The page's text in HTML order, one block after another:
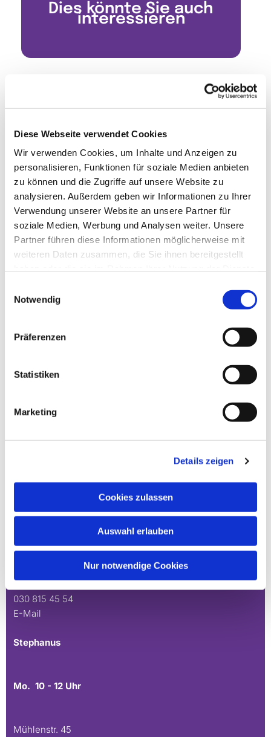
Diese Webseite verwendet Cookies
Wir verwenden Cookies, um Inhalte und Anzeigen zu
personalisieren, Funktionen für soziale Medien anbieten
zu können und die Zugriffe auf unsere Website zu
analysieren. Außerdem geben wir Informationen zu Ihrer
Verwendung unserer Website an unsere Partner für
soziale Medien, Werbung und Analysen weiter. Unsere
Partner führen diese Informationen möglicherweise mit
weiteren Daten zusammen, die Sie ihnen bereitgestellt
Notwendig
Präferenzen
Statistiken
Marketing
Details zeigen
Cookies zulassen
Auswahl erlauben
Nur notwendige Cookies
Dies könnte Sie auch
interessieren
Heimat 27 - 14165 Berlin
kontakt@evkirchezehlendorfsued.de
Schönow-Buschgraben
Mo. 10 - 12 Uhr
Do. 16.30 - 18.30 Uhr
Andréezeile 21-23
030 815 45 54
E-Mail
Stephanus
Mo. 10 - 12 Uhr
Mühlenstr. 45